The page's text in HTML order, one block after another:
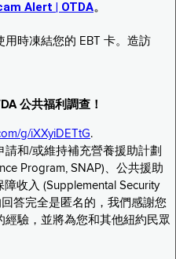
Alert | OTDA。
時凍結您的 EBT 卡。造訪
公共福利調查！
g/iXXyiDETtG.
和/或維持補充營養援助計劃
Program, SNAP)、公共援助
障收入 (Supplemental Security
答完全是匿名的，我們感謝您
驗，並將為您和其他紐約民眾